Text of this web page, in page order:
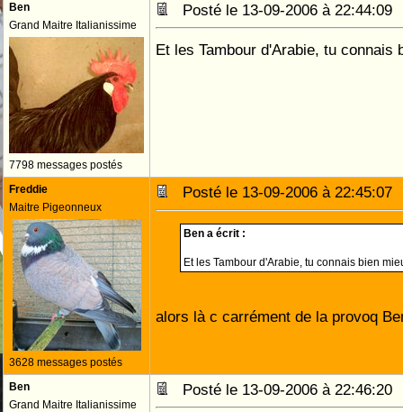
Ben
Grand Maitre Italianissime
7798 messages postés
Posté le 13-09-2006 à
Et les tu connais
Freddie
Maitre Pigeonneux
3628 messages postés
Posté le 13-09-2006 à
Ben a écrit :
Et les tu connais bien
alors là c carrément de la provoq
Ben
Grand Maitre Italianissime
Posté le 13-09-2006 à